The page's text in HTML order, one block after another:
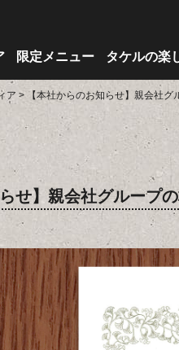
限定メニュー タケルの楽
ア > 【本社からのお知らせ】親会社グ
せ】親会社グループ